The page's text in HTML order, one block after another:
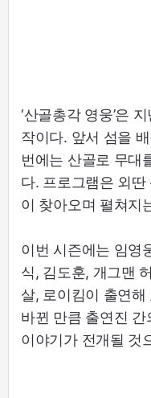
‘산골총각 영웅’은
작이다. 앞서 섬을
번에는 산골로 무대
다. 프로그램은 외
이 찾아오며 펼쳐지
이번 시즌에는 임영
식, 김도훈, 개그맨
살, 로이킴이 출연
바뀐 만큼 출연진
이야기가 전개될 것